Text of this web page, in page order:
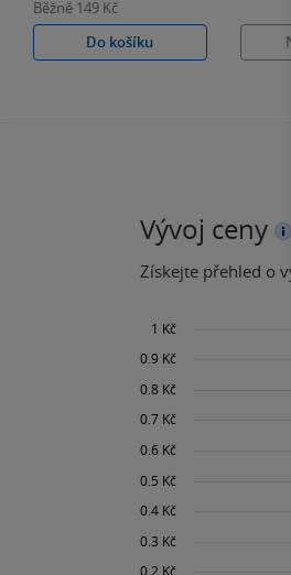
Běžně 149 Kč
Do košíku
Vývoj ceny
Získejte přehled o